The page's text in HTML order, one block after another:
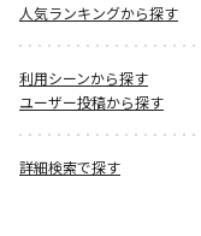
人気ランキングから探す
利用シーンから探す
ユーザー投稿から探す
詳細検索で探す